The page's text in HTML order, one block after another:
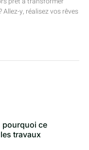
y, réalisez vos rêves
pourquoi ce
travaux